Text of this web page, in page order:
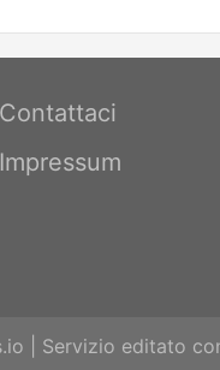
Contattaci
Impressum
| Servizio editato